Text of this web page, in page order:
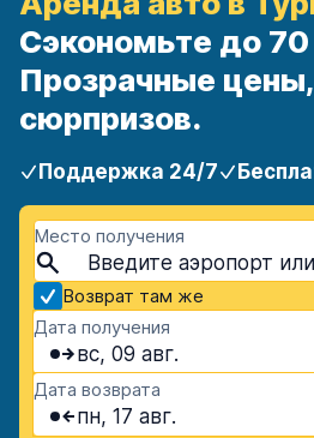
Сэкономьте до 70
Прозрачные
сюрпризов.
Поддержка 24/7
Место получения
Возврат там же
Дата получения
вс, 09 авг.
Дата возврата
пн, 17 авг.